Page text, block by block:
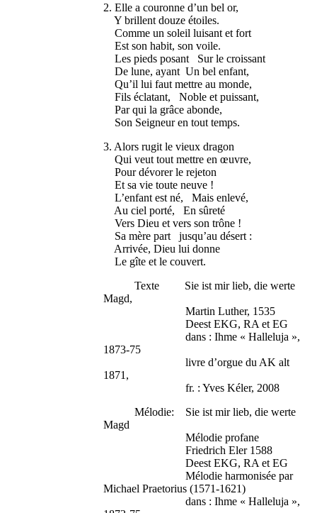
2. Elle a couronne d’un bel or,
Y brillent douze étoiles.
Comme un soleil luisant et fort
Est son habit, son voile.
Les pieds posant Sur le croissant
De lune, ayant Un bel enfant,
Qu’il lui faut mettre au monde,
Fils éclatant, Noble et puissant,
Par qui la grâce abonde,
Son Seigneur en tout temps.
3. Alors rugit le vieux dragon
Qui veut tout mettre en œuvre,
Pour dévorer le rejeton
Et sa vie toute neuve !
L’enfant est né, Mais enlevé,
Au ciel porté, En sûreté
Vers Dieu et vers son trône !
Sa mère part jusqu’au désert :
Arrivée, Dieu lui donne
Le gîte et le couvert.
Texte Sie ist mir lieb, die werte
Magd,
Martin Luther, 1535
Deest EKG, RA et EG
dans : Ihme « Halleluja »,
1873-75
livre d’orgue du AK alt
1871,
fr. : Yves Kéler, 2008
Mélodie: Sie ist mir lieb, die werte
Magd
Mélodie profane
Friedrich Eler 1588
Deest EKG, RA et EG
Mélodie harmonisée par
Michael Praetorius (1571-1621)
dans : Ihme « Halleluja »,